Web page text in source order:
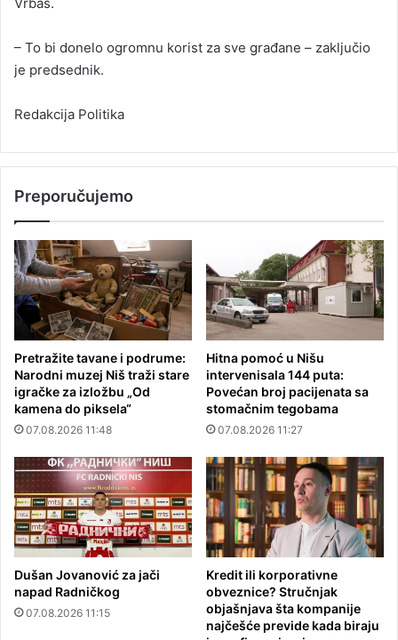
– To bi donelo ogromnu korist za sve građane – zaključio
je predsednik.
Redakcija Politika
Preporučujemo
Pretražite tavane i podrume:
Narodni muzej Niš traži stare
igračke za izložbu „Od
kamena do piksela“
07.08.2026 11:48
Hitna pomoć u Nišu
intervenisala 144 puta:
Povećan broj pacijenata sa
stomačnim tegobama
07.08.2026 11:27
Dušan Jovanović za jači
napad Radničkog
07.08.2026 11:15
Kredit ili korporativne
obveznice? Stručnjak
objašnjava šta kompanije
najčešće previde kada biraju